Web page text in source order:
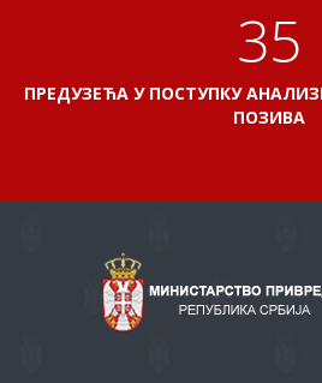
38
ПРЕДУЗЕЋА У ПОСТУПКУ
ПОЗИВА